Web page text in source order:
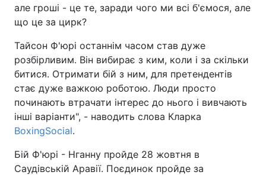
але гроші - це те, заради чого ми всі б'ємося, але
що це за цирк?
Тайсон Ф'юрі останнім часом став дуже
розбірливим. Він вибирає з ким, коли і за скільки
битися. Отримати бій з ним, для претендентів
стає дуже важкою роботою. Люди просто
починають втрачати інтерес до нього і вивчають
інші варіанти", - наводить слова Кларка
BoxingSocial.
Бій Ф'юрі - Нганну пройде 28 жовтня в
Саудівській Аравії. Поєдинок пройде за